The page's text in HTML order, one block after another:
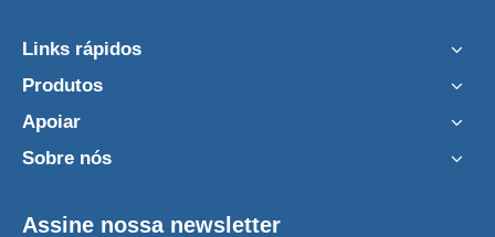
Links rápidos
Produtos
Apoiar
Sobre nós
Assine nossa newsletter